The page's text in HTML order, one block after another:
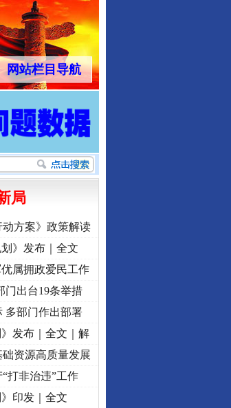
网站栏目导航
局
动方案》政策解读
划》发布｜全文
属拥政爱民工作
门出台19条举措
多部门作出部署
》发布｜全文｜解
资源高质量发展
打非治违”工作
》印发｜全文